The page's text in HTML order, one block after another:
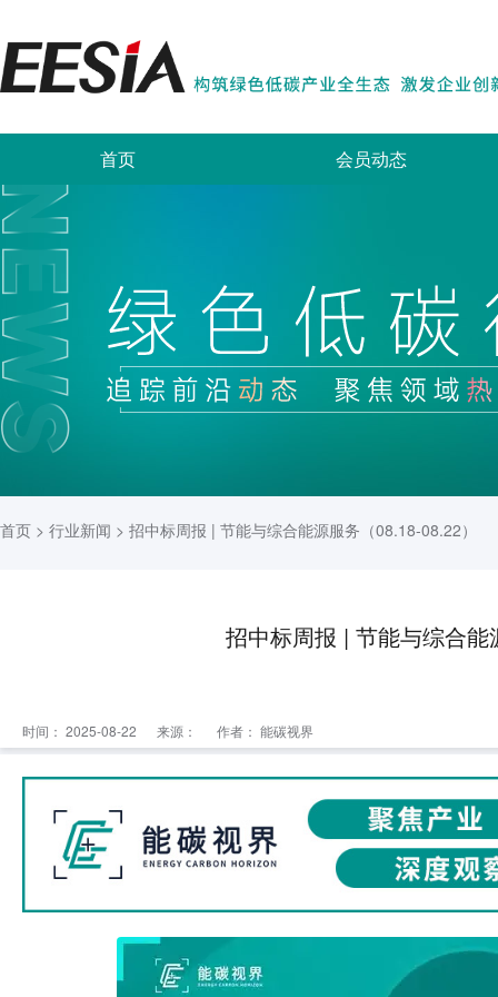
首页 会员动态
首页 > 行业新闻 > 招中标周报 | 节能与综合能源服务（08.18-08.22）
招中标周报 | 节能与综合
时间： 2025-08-22 来源： 作者： 能碳视界